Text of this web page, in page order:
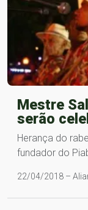
Mestre
serão
Herança do
fundador do
22/04/2018 –